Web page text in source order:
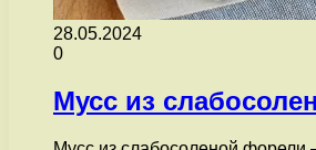
28.05.2024
0
Мусс из